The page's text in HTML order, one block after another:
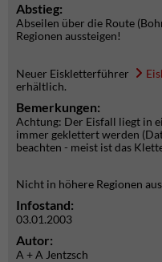
Abstieg:
Abseilen über die Route
Regionen aussteigen!
Neuer Eiskletterführer
erhältlich.
Bemerkungen:
Achtung: Der Eisfall liegt in
immer geklettert werden
beachten - meist ist das
Nicht in höhere Regionen
Infostand:
03.01.2003
Autor:
A + A Jentzsch